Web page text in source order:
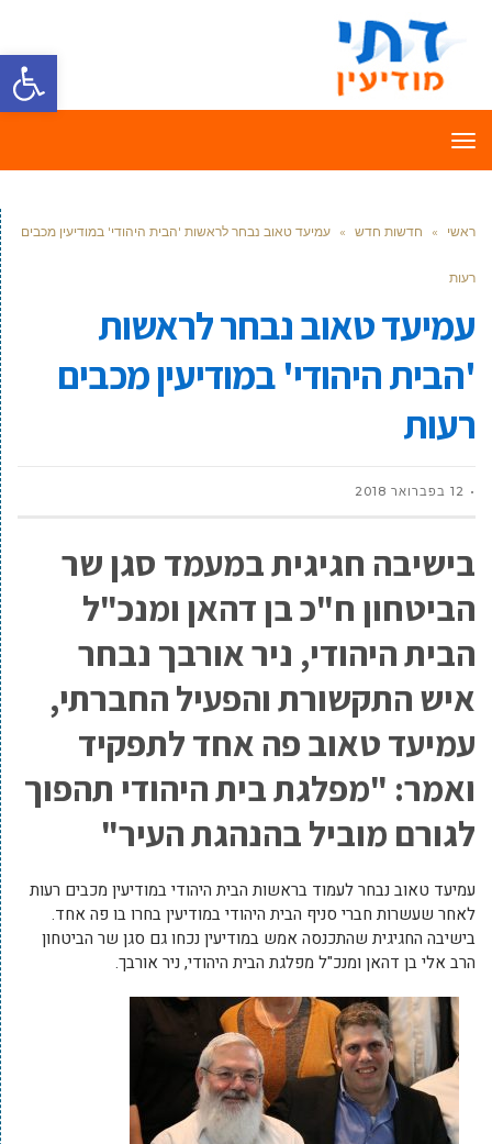
פתח
תפריט
ראשי » חדשות חדש » עמיעד טאוב נבחר לראשות 'הבית היהודי' במודיעין מכבים
רעות
עמיעד טאוב נבחר לראשות
'הבית היהודי' במודיעין מכבים
רעות
12 בפברואר 2018
בישיבה חגיגית במעמד סגן שר
הביטחון ח"כ בן דהאן ומנכ"ל
הבית היהודי, ניר אורבך נבחר
איש התקשורת והפעיל החברתי,
עמיעד טאוב פה אחד לתפקיד
ואמר: "מפלגת בית היהודי תהפוך
לגורם מוביל בהנהגת העיר"
עמיעד טאוב נבחר לעמוד בראשות הבית היהודי במודיעין מכבים רעות
לאחר שעשרות חברי סניף הבית היהודי במודיעין בחרו בו פה אחד.
בישיבה החגיגית שהתכנסה אמש במודיעין נכחו גם סגן שר הביטחון
הרב אלי בן דהאן ומנכ"ל מפלגת הבית היהודי, ניר אורבך.